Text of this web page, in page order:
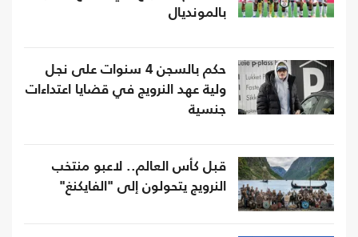
بالمونديال
حكم بالسجن 4 سنوات على نجل
ولية عهد النرويج في قضايا اعتداءات
جنسية
قبل كأس العالم.. لاعبو منتخب
النرويج يتحولون إلى "الفايكنغ"